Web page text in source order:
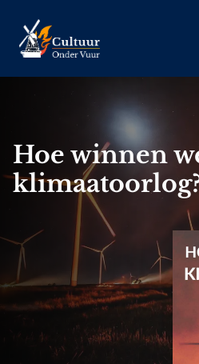
Hoe winnen